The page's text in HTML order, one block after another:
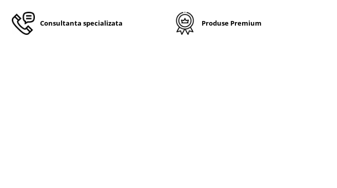
Consultanta specializata Produse Premium